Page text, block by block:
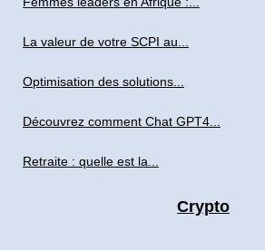
La valeur de votre SCPI au...
Optimisation des solutions...
Découvrez comment Chat GPT4...
Retraite : quelle est la...
Crypto